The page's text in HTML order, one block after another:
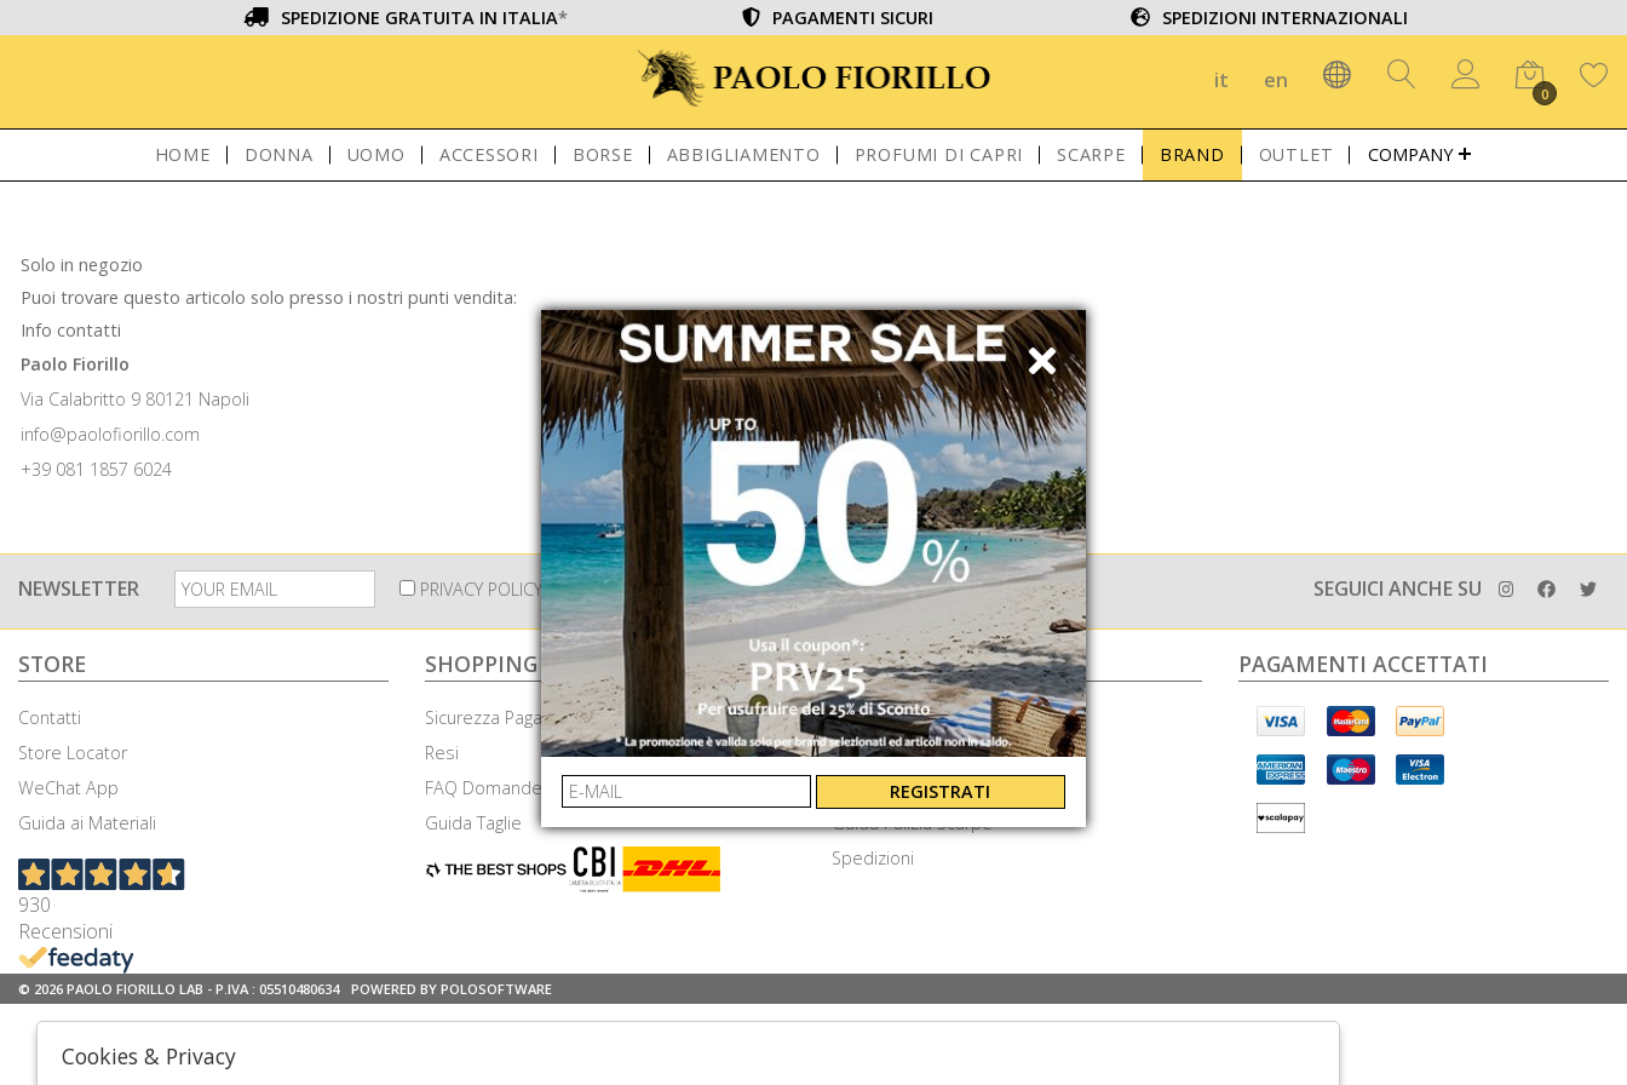
SPEDIZIONE GRATUITA IN ITALIA* PAGAMENTI SICURI SPEDIZIONI INTERNAZIONALI
it en
0
HOME DONNA UOMO ACCESSORI BORSE ABBIGLIAMENTO PROFUMI DI CAPRI SCARPE BRAND OUTLET COMPANY
Solo in negozio
Puoi trovare questo articolo solo presso i nostri punti vendita:
Info contatti
Paolo Fiorillo
Via Calabritto 9 80121 Napoli
info@paolofiorillo.com
+39 081 1857 6024
NEWSLETTER PRIVACY POLICY INVIA ⟩ SEGUICI ANCHE SU
STORE
Contatti
Store Locator
WeChat App
Guida ai Materiali
930
Recensioni
SHOPPING
Sicurezza Pagamenti
Resi
FAQ Domande Frequenti
Guida Taglie
EXTRA
Cookie e privacy
Termini e Condizioni
Lavora Con Noi
Guida Pulizia Scarpe
Spedizioni
PAGAMENTI ACCETTATI
© 2026 PAOLO FIORILLO LAB - P.IVA : 05510480634 POWERED BY POLOSOFTWARE
REGISTRATI
Cookies & Privacy